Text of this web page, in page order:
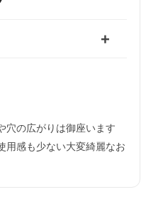
穴の広がりは御座います
用感も少ない大変綺麗なお